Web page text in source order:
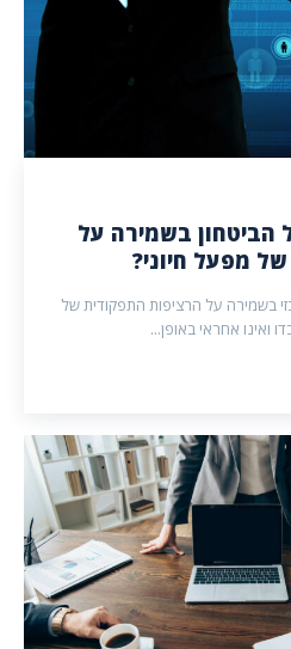
בשמירה על
מפעל חיוני?
בשמירה על הרציפות התפקודית של
ואינו אחראי באופן...